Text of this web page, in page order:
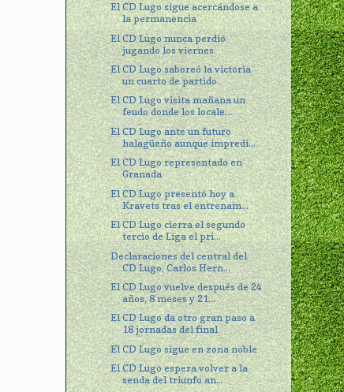
El CD Lugo sigue acercándose a
la permanencia
El CD Lugo nunca perdió
jugando los viernes
El CD Lugo saboreó la victoria
un cuarto de partido
El CD Lugo visita mañana un
feudo donde los locale...
El CD Lugo ante un futuro
halagüeño aunque impredi...
El CD Lugo representado en
Granada
El CD Lugo presentó hoy a
Kravets tras el entrenam...
El CD Lugo cierra el segundo
tercio de Liga el pri...
Declaraciones del central del
CD Lugo, Carlos Hern...
El CD Lugo vuelve después de 24
años, 8 meses y 21...
El CD Lugo da otro gran paso a
18 jornadas del final
El CD Lugo sigue en zona noble
El CD Lugo espera volver a la
senda del triunfo an...